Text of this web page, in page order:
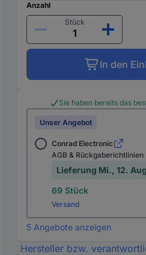
Anzahl
Stück
In den
Sie haben bereits das
Unser Angebot
Conrad Electronic
AGB & Rückgaberichtlinien
Lieferung Mi., 12.
69 Stück
Versand
5 Angebote anzeigen
Hersteller bzw.